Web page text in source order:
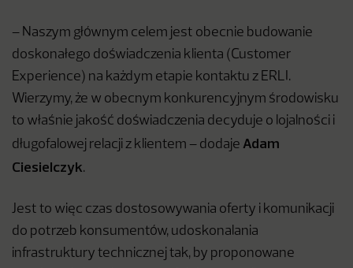
– Naszym głównym celem jest obecnie budowanie
doskonałego doświadczenia klienta (Customer
Experience) na każdym etapie kontaktu z ERLI.
Wierzymy, że w obecnym konkurencyjnym środowisku
to właśnie jakość doświadczenia decyduje o lojalności i
długofalowej relacji z klientem – dodaje Adam
Ciesielczyk.
Jest to więc czas dostosowywania oferty i komunikacji
do potrzeb konsumentów, udoskonalania
infrastruktury technicznej tak, by proponowane